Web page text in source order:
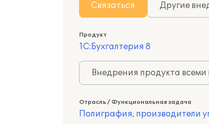
Связаться Другие
Продукт
1С:Бухгалтерия 8
Внедрения продукта
Отрасль / Функциональная задача
Полиграфия, производители